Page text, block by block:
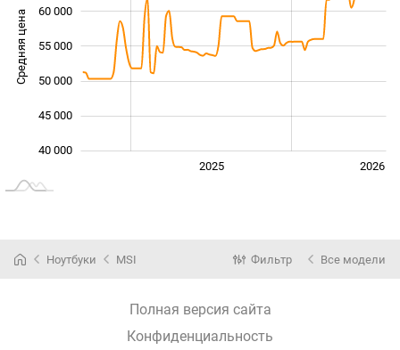
Средняя цена 40 000
40 000
45 000
50 000
55 000
60 000
2025 2026
Ноутбуки MSI Фильтр Все модели
Полная версия сайта
Конфиденциальность